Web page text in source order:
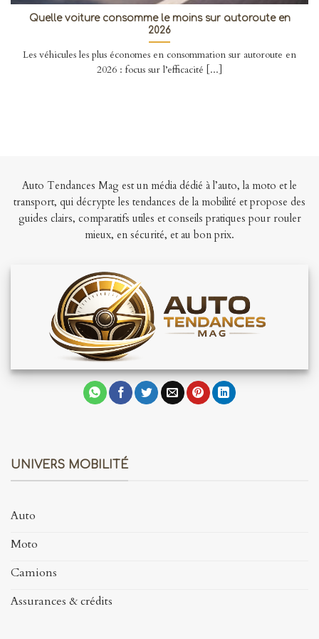
Quelle voiture consomme le moins sur autoroute en
2026
Les véhicules les plus économes en consommation sur autoroute en
2026 : focus sur l’efficacité [...]
Auto Tendances Mag est un média dédié à l’auto, la moto et le
transport, qui décrypte les tendances de la mobilité et propose des
guides clairs, comparatifs utiles et conseils pratiques pour rouler
mieux, en sécurité, et au bon prix.
UNIVERS MOBILITÉ
Auto
Moto
Camions
Assurances & crédits